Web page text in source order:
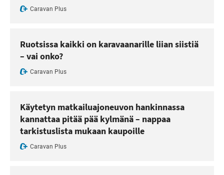
Caravan Plus
Ruotsissa kaikki on karavaanarille liian siistiä
– vai onko?
Caravan Plus
Käytetyn matkailuajoneuvon hankinnassa
kannattaa pitää pää kylmänä – nappaa
tarkistuslista mukaan kaupoille
Caravan Plus